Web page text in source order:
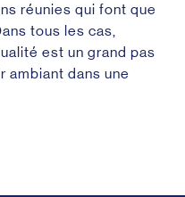
réunies qui font que
tous les cas,
est un grand pas
ambiant dans une